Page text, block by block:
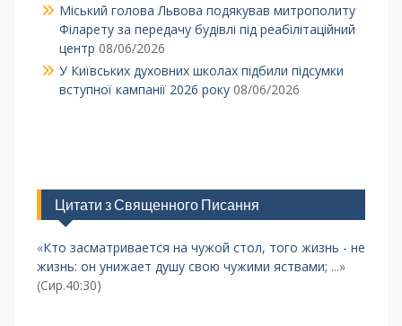
Міський голова Львова подякував митрополиту
Філарету за передачу будівлі під реабілітаційний
центр 08/06/2026
У Київських духовних школах підбили підсумки
вступної кампанії 2026 року 08/06/2026
Цитати з Священного Писання
«Кто засматривается на чужой стол, того жизнь - не
жизнь: он унижает душу свою чужими яствами; ...»
(Сир.40:30)